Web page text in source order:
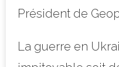
Président de
La guerre en